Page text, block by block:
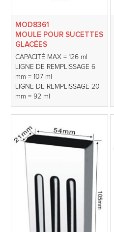
MOD8361
MOULE POUR SUCETTES
GLACÉES
CAPACITÉ MAX = 126 ml
LIGNE DE REMPLISSAGE 6
mm = 107 ml
LIGNE DE REMPLISSAGE 20
mm = 92 ml